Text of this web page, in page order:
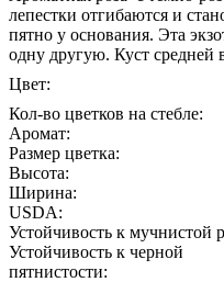
лепестки отгибаются и
пятно у основания. Эта
одну другую. Куст
Цвет:
Кол-во цветков на стебле:
Аромат:
Размер цветка:
Высота:
Ширина:
USDA:
Устойчивость к мучнистой
Устойчивость к черной
пятнистости: